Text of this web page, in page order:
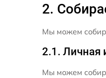
2.
Мы можем
2.1. Личная
Мы можем